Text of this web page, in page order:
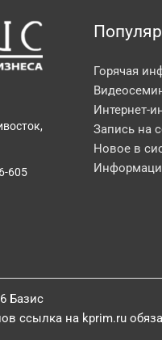
605
Горячая
Интернет-
Запись на
Новое в
Базис
ссылка на kprim.ru